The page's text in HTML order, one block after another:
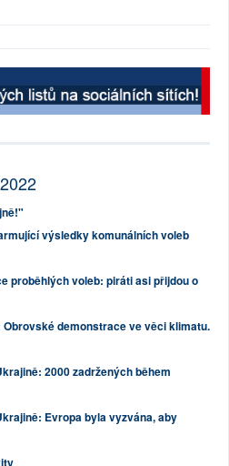
výsledky komunálních voleb
proběhlých voleb: piráti asi přijdou o
Obrovské demonstrace ve věci klimatu.
2000 zadržených během
Evropa byla vyzvána, aby